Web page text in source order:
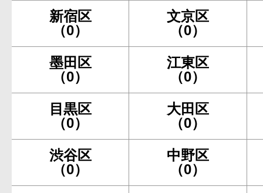
新宿区
（0）
文京区
（0）
墨田区
（0）
江東区
（0）
目黒区
（0）
大田区
（0）
渋谷区
（0）
中野区
（0）